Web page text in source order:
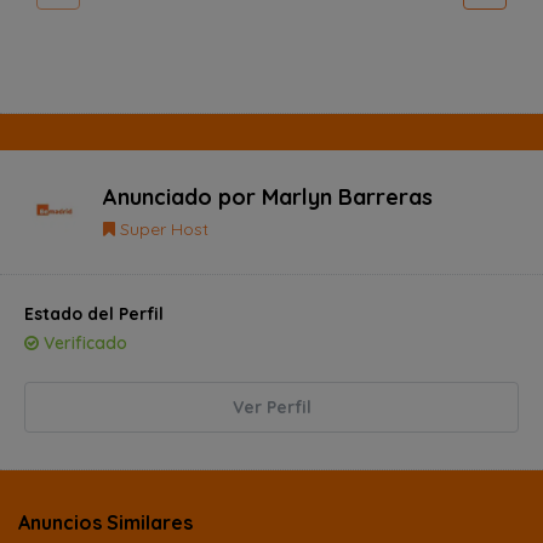
Anunciado por Marlyn Barreras
Super Host
Estado del Perfil
Verificado
Ver Perfil
Anuncios Similares